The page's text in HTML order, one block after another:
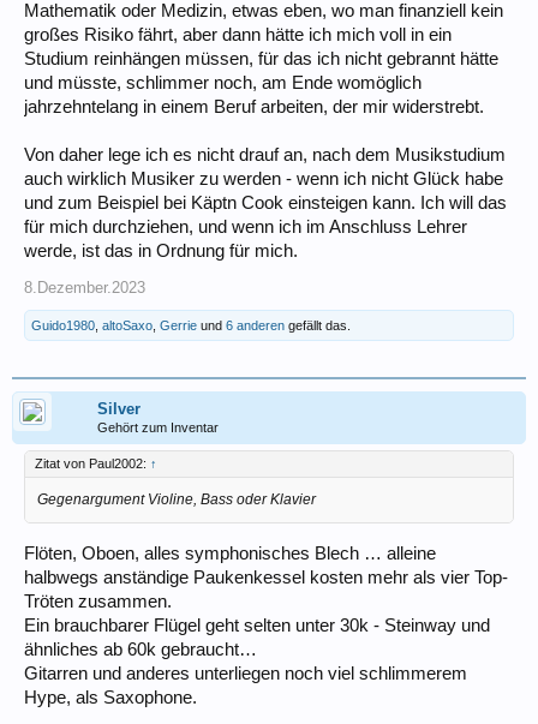
Mathematik oder Medizin, etwas eben, wo man finanziell kein
großes Risiko fährt, aber dann hätte ich mich voll in ein
Studium reinhängen müssen, für das ich nicht gebrannt hätte
und müsste, schlimmer noch, am Ende womöglich
jahrzehntelang in einem Beruf arbeiten, der mir widerstrebt.
Von daher lege ich es nicht drauf an, nach dem Musikstudium
auch wirklich Musiker zu werden - wenn ich nicht Glück habe
und zum Beispiel bei Käptn Cook einsteigen kann. Ich will das
für mich durchziehen, und wenn ich im Anschluss Lehrer
werde, ist das in Ordnung für mich.
8.Dezember.2023
Guido1980, altoSaxo, Gerrie und 6 anderen gefällt das.
Silver
Gehört zum Inventar
Zitat von Paul2002: ↑
Gegenargument Violine, Bass oder Klavier
Flöten, Oboen, alles symphonisches Blech … alleine
halbwegs anständige Paukenkessel kosten mehr als vier Top-
Tröten zusammen.
Ein brauchbarer Flügel geht selten unter 30k - Steinway und
ähnliches ab 60k gebraucht…
Gitarren und anderes unterliegen noch viel schlimmerem
Hype, als Saxophone.